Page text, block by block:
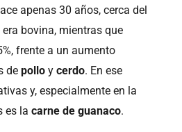
apenas 30 años, cerca del
bovina, mientras que
frente a un aumento
de pollo y cerdo. En ese
y, especialmente en la
es la carne de guanaco.